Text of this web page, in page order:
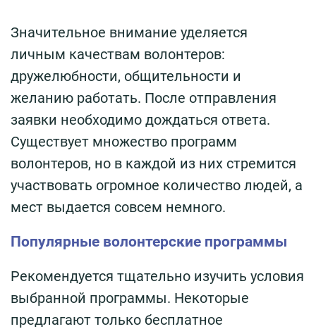
Значительное внимание уделяется
личным качествам волонтеров:
дружелюбности, общительности и
желанию работать. После отправления
заявки необходимо дождаться ответа.
Существует множество программ
волонтеров, но в каждой из них стремится
участвовать огромное количество людей, а
мест выдается совсем немного.
Популярные волонтерские программы
Рекомендуется тщательно изучить условия
выбранной программы. Некоторые
предлагают только бесплатное